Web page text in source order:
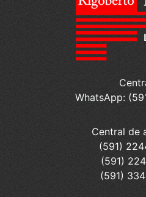
WhatsApp:
Central de
(591)
(591)
(591)